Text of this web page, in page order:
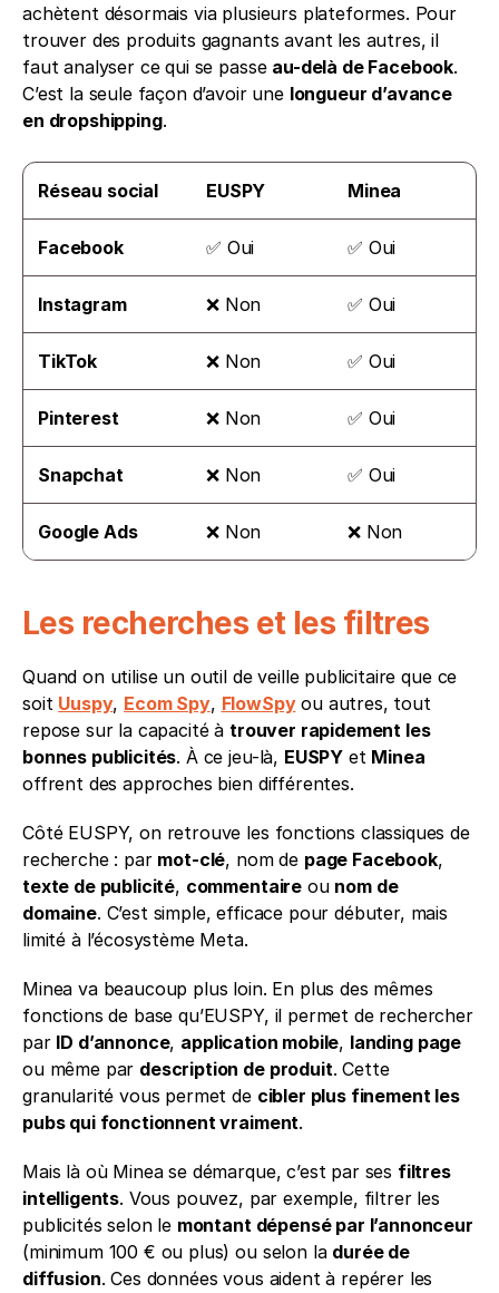
achètent désormais via plusieurs plateformes. Pour
trouver des produits gagnants avant les autres, il
faut analyser ce qui se passe au-delà de Facebook.
C’est la seule façon d’avoir une longueur d’avance
en dropshipping.
Réseau social EUSPY Minea
Facebook ✅ Oui ✅ Oui
Instagram ❌ Non ✅ Oui
TikTok ❌ Non ✅ Oui
Pinterest ❌ Non ✅ Oui
Snapchat ❌ Non ✅ Oui
Google Ads ❌ Non ❌ Non
Les recherches et les filtres
Quand on utilise un outil de veille publicitaire que ce
soit Uuspy, Ecom Spy, FlowSpy ou autres, tout
repose sur la capacité à trouver rapidement les
bonnes publicités. À ce jeu-là, EUSPY et Minea
offrent des approches bien différentes.
Côté EUSPY, on retrouve les fonctions classiques de
recherche : par mot-clé, nom de page Facebook
texte de publicité, commentaire ou nom de
domaine. C’est simple, efficace pour débuter, mais
limité à l’écosystème Meta.
Minea va beaucoup plus loin. En plus des mêmes
fonctions de base qu’EUSPY, il permet de rechercher
par ID d’annonce, application mobile, landing page
ou même par description de produit. Cette
granularité vous permet de cibler plus finement les
pubs qui fonctionnent vraiment.
Mais là où Minea se démarque, c’est par ses filtres
intelligents. Vous pouvez, par exemple, filtrer les
publicités selon le montant dépensé par l’annonceur
(minimum 100 € ou plus) ou selon la durée de
diffusion. Ces données vous aident à repérer les